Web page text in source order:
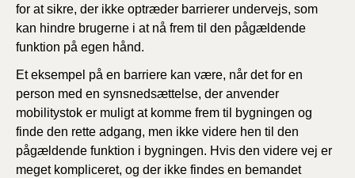
for at sikre, der ikke optræder barrierer undervejs, som
kan hindre brugerne i at nå frem til den pågældende
funktion på egen hånd.
Et eksempel på en barriere kan være, når det for en
person med en synsnedsættelse, der anvender
mobilitystok er muligt at komme frem til bygningen og
finde den rette adgang, men ikke videre hen til den
pågældende funktion i bygningen. Hvis den videre vej er
meget kompliceret, og der ikke findes en bemandet